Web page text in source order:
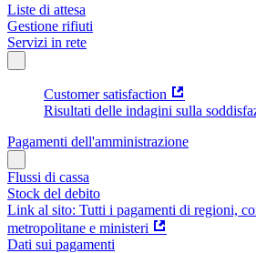
Liste di attesa
Gestione rifiuti
Servizi in rete
Customer satisfaction
Risultati delle indagini sulla
Pagamenti dell'amministrazione
Flussi di cassa
Stock del debito
Link al sito: Tutti i pagamenti di regioni,
metropolitane e ministeri
Dati sui pagamenti